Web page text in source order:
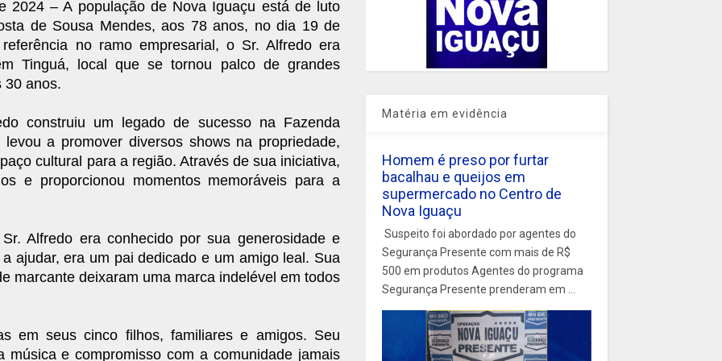
2024 – A população de Nova Iguaçu está de luto
de Sousa Mendes, aos 78 anos, no dia 19 de
no ramo empresarial, o Sr. Alfredo era
Tinguá, local que se tornou palco de grandes
30 anos.
construiu um legado de sucesso na Fazenda
a promover diversos shows na propriedade,
cultural para a região. Através de sua iniciativa,
e proporcionou momentos memoráveis para a
Alfredo era conhecido por sua generosidade e
ajudar, era um pai dedicado e um amigo leal. Sua
marcante deixaram uma marca indelével em todos
em seus cinco filhos, familiares e amigos. Seu
música e compromisso com a comunidade jamais
Matéria em evidência
Homem é preso por furtar
bacalhau e queijos em
supermercado no Centro de
Nova Iguaçu
Suspeito foi abordado por agentes do
Segurança Presente com mais de R$
500 em produtos Agentes do programa
Segurança Presente prenderam em ...